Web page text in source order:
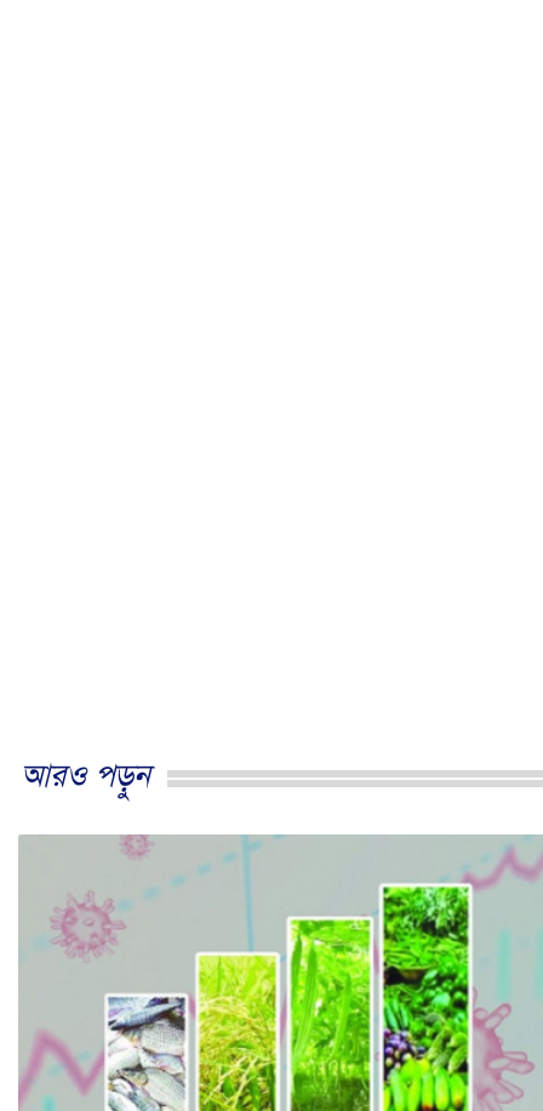
আরও পড়ুন